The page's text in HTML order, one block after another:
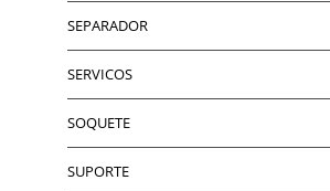
SEPARADOR
SERVICOS
SOQUETE
SUPORTE